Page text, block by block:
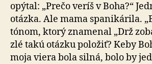
opýtal: „Prečo veríš v Boha?“
otázka. Ale mama spanikárila.
tónom, ktorý znamenal „Drž
zlé takú otázku položiť? Keby
moja viera bola silná, bolo by